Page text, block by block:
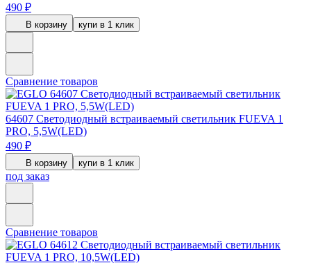
490 ₽
В корзину купи в 1 клик
Сравнение товаров
64607 Светодиодный встраиваемый светильник FUEVA 1
PRO, 5,5W(LED)
490 ₽
В корзину купи в 1 клик
под заказ
Сравнение товаров